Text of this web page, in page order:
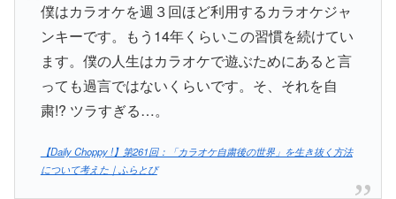
僕はカラオケを週３回ほど利用するカラオケジャ
ンキーです。もう14年くらいこの習慣を続けてい
ます。僕の人生はカラオケで遊ぶためにあると言
っても過言ではないくらいです。そ、それを自
粛!? ツラすぎる…。
【Daily Choppy !】第261回：「カラオケ自粛後の世界」を生き抜く方法
について考えた｜ふらとぴ